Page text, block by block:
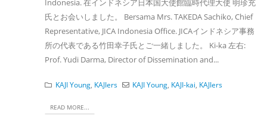
Indonesia. 在インドネシア日本国大使館臨時代理大使 明珍充
氏とお会いしました。 Bersama Mrs. TAKEDA Sachiko, Chief
Representative, JICA Indonesia Office. JICAインドネシア事務
所の代表である竹田幸子氏とご一緒しました。 Ki-ka 左右:
Prof. Yudi Darma, Director of Dissemination and...
KAJI Young, KAJIers KAJI Young, KAJI-kai, KAJIers
READ MORE...